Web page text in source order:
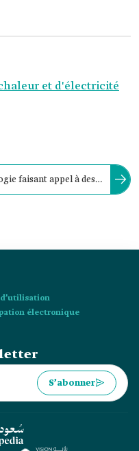
et d'électricité
faisant appel à des
électronique
S’abonner